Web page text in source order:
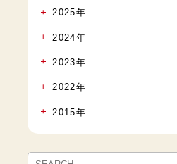
2025年
2024年
2023年
2022年
2015年